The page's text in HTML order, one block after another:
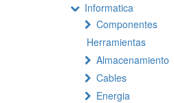
Informatica
Componentes
Herramientas
Almacenamiento
Cables
Energia